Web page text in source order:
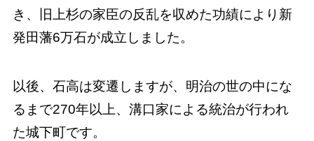
き、旧上杉の家臣の反乱を収めた功績により新
発田藩6万石が成立しました。
以後、石高は変遷しますが、明治の世の中にな
るまで270年以上、溝口家による統治が行われ
た城下町です。